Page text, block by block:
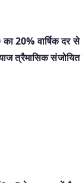
20% वार्षिक दर से
त्रैमासिक संजोयित